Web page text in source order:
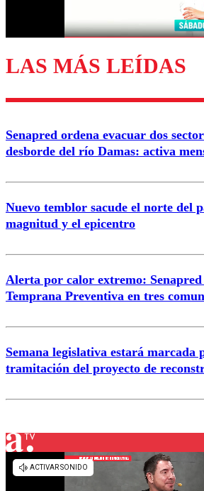
LAS MÁS LEÍDAS
Senapred ordena evacuar dos
desborde del río Damas: activa
Nuevo temblor sacude el norte del
magnitud y el epicentro
Alerta por calor extremo:
Temprana Preventiva en tres
Semana legislativa estará marcada
tramitación del proyecto de